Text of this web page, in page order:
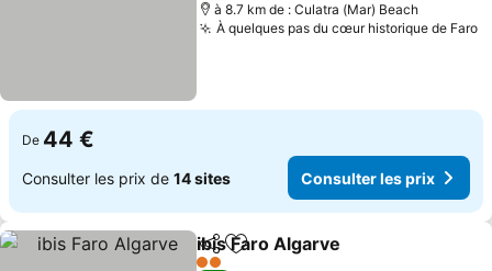
à 8.7 km de : Culatra (Mar) Beach
À quelques pas du cœur historique de Faro
De 44 €
Consulter les prix de 14 sites Consulter les prix
PartagerAjouter à mes favoris
ibis Faro Algarve